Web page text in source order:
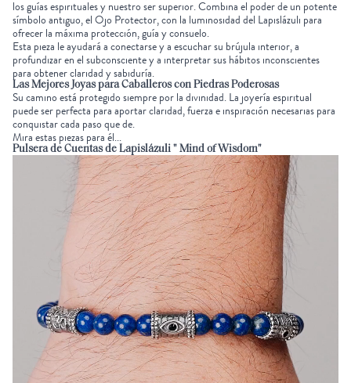
los guías espirituales y nuestro ser superior. Combina el poder de un potente
símbolo antiguo, el Ojo Protector, con la luminosidad del Lapislázuli para
ofrecer la máxima protección, guía y consuelo.
Esta pieza le ayudará a conectarse y a escuchar su brújula interior, a
profundizar en el subconsciente y a interpretar sus hábitos inconscientes
para obtener claridad y sabiduría.
Las Mejores Joyas para Caballeros con Piedras Poderosas
Su camino está protegido siempre por la divinidad. La joyería espiritual
puede ser perfecta para aportar claridad, fuerza e inspiración necesarias para
conquistar cada paso que de.
Mira estas piezas para él...
Pulsera de Cuentas de Lapislázuli " Mind of Wisdom"